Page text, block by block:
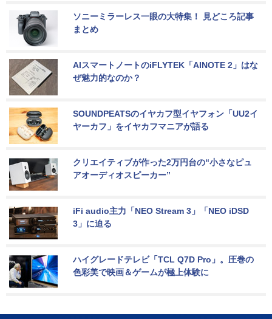
ソニーミラーレス一眼の大特集！ 見どころ記事
まとめ
AIスマートノートのiFLYTEK「AINOTE 2」はな
ぜ魅力的なのか？
SOUNDPEATSのイヤカフ型イヤフォン「UU2イ
ヤーカフ」をイヤカフマニアが語る
クリエイティブが作った2万円台の“小さなピュ
アオーディオスピーカー”
iFi audio主力「NEO Stream 3」「NEO iDSD
3」に迫る
ハイグレードテレビ「TCL Q7D Pro」。圧巻の
色彩美で映画＆ゲームが極上体験に